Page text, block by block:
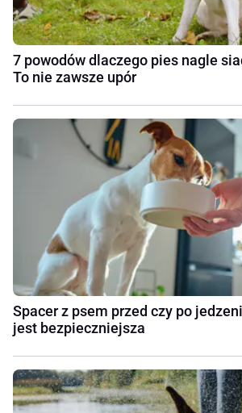
7 powodów dlaczego pies nagle
To nie zawsze upór
Spacer z psem przed czy po
jest bezpieczniejsza